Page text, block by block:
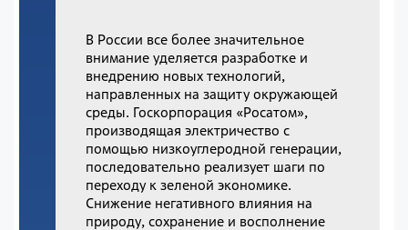
В России все более значительное
внимание уделяется разработке и
внедрению новых технологий,
направленных на защиту окружающей
среды. Госкорпорация «Росатом»,
производящая электричество с
помощью низкоуглеродной генерации,
последовательно реализует шаги по
переходу к зеленой экономике.
Снижение негативного влияния на
природу, сохранение и восполнение